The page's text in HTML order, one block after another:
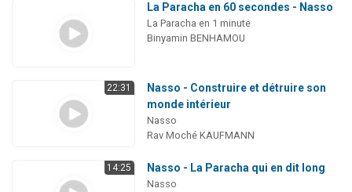
La Paracha en 60 secondes - Nasso
La Paracha en 1 minute
Binyamin BENHAMOU
22:31
Nasso - Construire et détruire son
monde intérieur
Nasso
Rav Moché KAUFMANN
14:25 Nasso - La Paracha qui en dit long
Nasso